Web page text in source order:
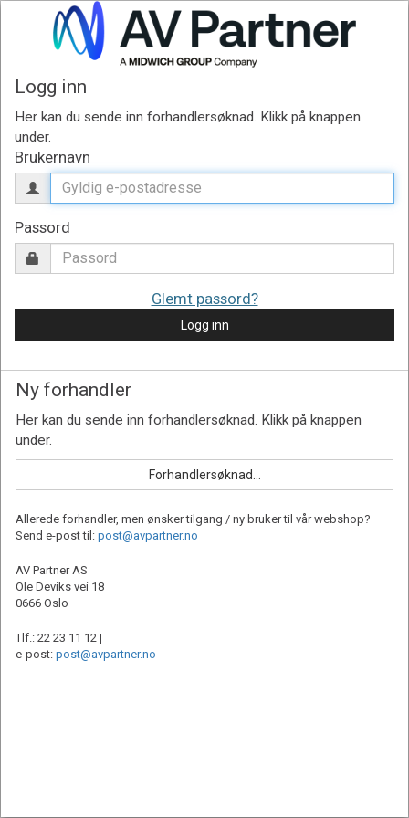
Logg inn
Brukernavn
Passord
Glemt passord?
Logg inn
Ny forhandler
Allerede forhandler, men ønsker tilgang / ny bruker til vår webshop?
Send e-post til: post@avpartner.no
AV Partner AS
Ole Deviks vei 18
0666 Oslo
Tlf.: 22 23 11 12 |
e-post: post@avpartner.no